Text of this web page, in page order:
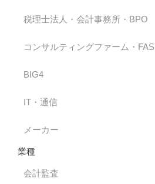
税理士法人・会計事務所・BPO
コンサルティングファーム・FAS
BIG4
IT・通信
メーカー
業種
会計監査